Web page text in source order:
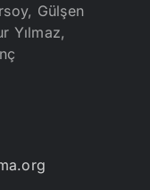
Gülşen
Yılmaz,